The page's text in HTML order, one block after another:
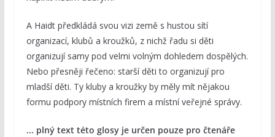
A Haidt předkládá svou vizi země s hustou sítí
organizací, klubů a kroužků, z nichž řadu si děti
organizují samy pod velmi volným dohledem dospělých.
Nebo přesněji řečeno: starší děti to organizují pro
mladší děti. Ty kluby a kroužky by měly mít nějakou
formu podpory místních firem a místní veřejné správy.
... plný text této glosy je určen pouze pro čtenáře